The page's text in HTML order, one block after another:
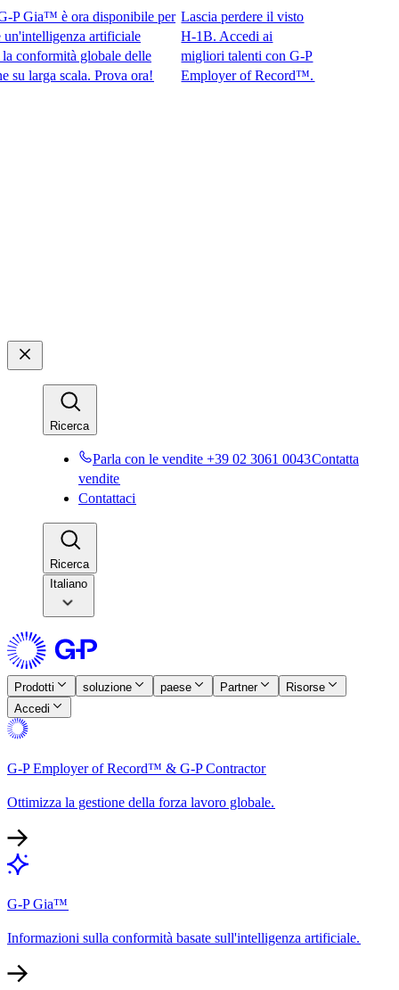
è ora disponibile per
artificiale
globale delle
scala. Prova ora!​​
Lascia perdere il visto
H-1B. Accedi ai
migliori talenti con G-P
Employer of Record™.​​
Ricerca​​
Parla con le vendite +39 02 3061 0043​​Contatta
vendite​​
Contattaci​​
Ricerca​​
Italiano
Prodotti​​ soluzione​​ paese​​ Partner​​
Risorse​​
Accedi​​
G-P Employer of Record™ & G-P Contractor​​
Ottimizza la gestione della forza lavoro globale.​​
G-P Gia™​​
Informazioni sulla conformità basate sull'intelligenza artificiale.​​